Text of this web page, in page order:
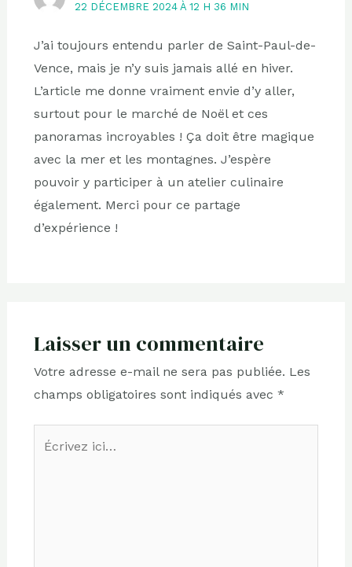
22 DÉCEMBRE 2024 À 12 H 36 MIN
J’ai toujours entendu parler de Saint-Paul-de-
Vence, mais je n’y suis jamais allé en hiver.
L’article me donne vraiment envie d’y aller,
surtout pour le marché de Noël et ces
panoramas incroyables ! Ça doit être magique
avec la mer et les montagnes. J’espère
pouvoir y participer à un atelier culinaire
également. Merci pour ce partage
d’expérience !
Laisser un commentaire
Votre adresse e-mail ne sera pas publiée. Les
champs obligatoires sont indiqués avec *